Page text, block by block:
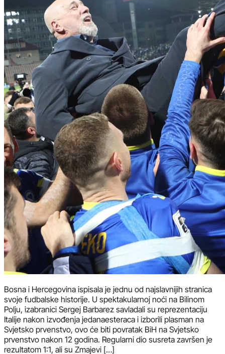
Bosna i Hercegovina ispisala je jednu od najslavnijih stranica
svoje fudbalske historije. U spektakularnoj noći na Bilinom
Polju, izabranici Sergej Barbarez savladali su reprezentaciju
Italije nakon izvođenja jedanaesteraca i izborili plasman na
Svjetsko prvenstvo, ovo će biti povratak BiH na Svjetsko
prvenstvo nakon 12 godina. Regularni dio susreta završen je
rezultatom 1:1, ali su Zmajevi […]